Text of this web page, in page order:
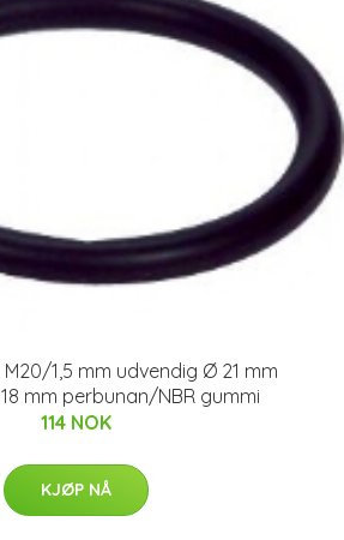
1,5 mm udvendig Ø 21 mm
mm perbunan/NBR gummi
114 NOK
KJØP NÅ